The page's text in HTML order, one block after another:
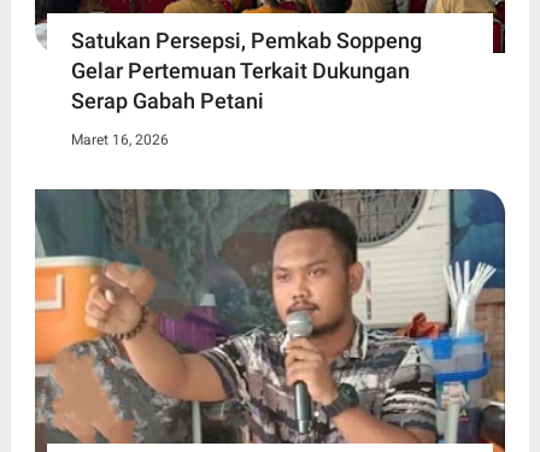
Satukan Persepsi, Pemkab Soppeng
Gelar Pertemuan Terkait Dukungan
Serap Gabah Petani
Maret 16, 2026